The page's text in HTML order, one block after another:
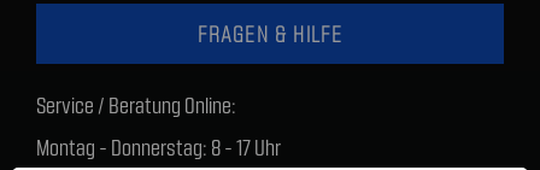
FRAGEN & HILFE
Service / Beratung Online:
Montag - Donnerstag: 8 - 17 Uhr